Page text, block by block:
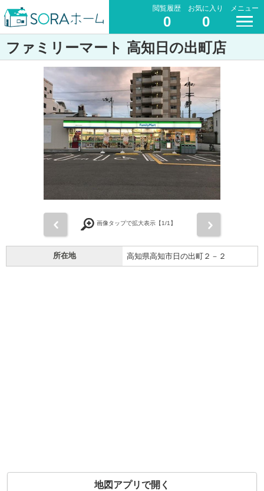
閲覧履歴
0
お気に入り
0
メニュー
ファミリーマート 高知日の出町店
画像タップで拡大表示【1/1】
所在地 高知県高知市日の出町２－２
地図アプリで開く